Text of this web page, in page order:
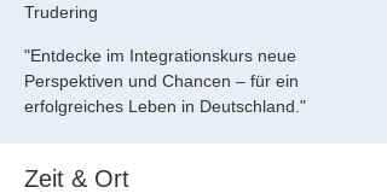
Trudering
"Entdecke im Integrationskurs neue
Perspektiven und Chancen – für ein
erfolgreiches Leben in Deutschland."
Zeit & Ort